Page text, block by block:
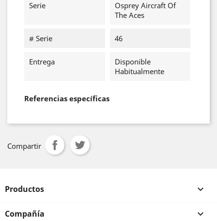
Serie
Osprey Aircraft Of
The Aces
# Serie 46
Entrega
Disponible
Habitualmente
Referencias específicas
Compartir
Productos 
Compañía 